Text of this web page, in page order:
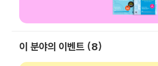
이 분야의 이벤트 8